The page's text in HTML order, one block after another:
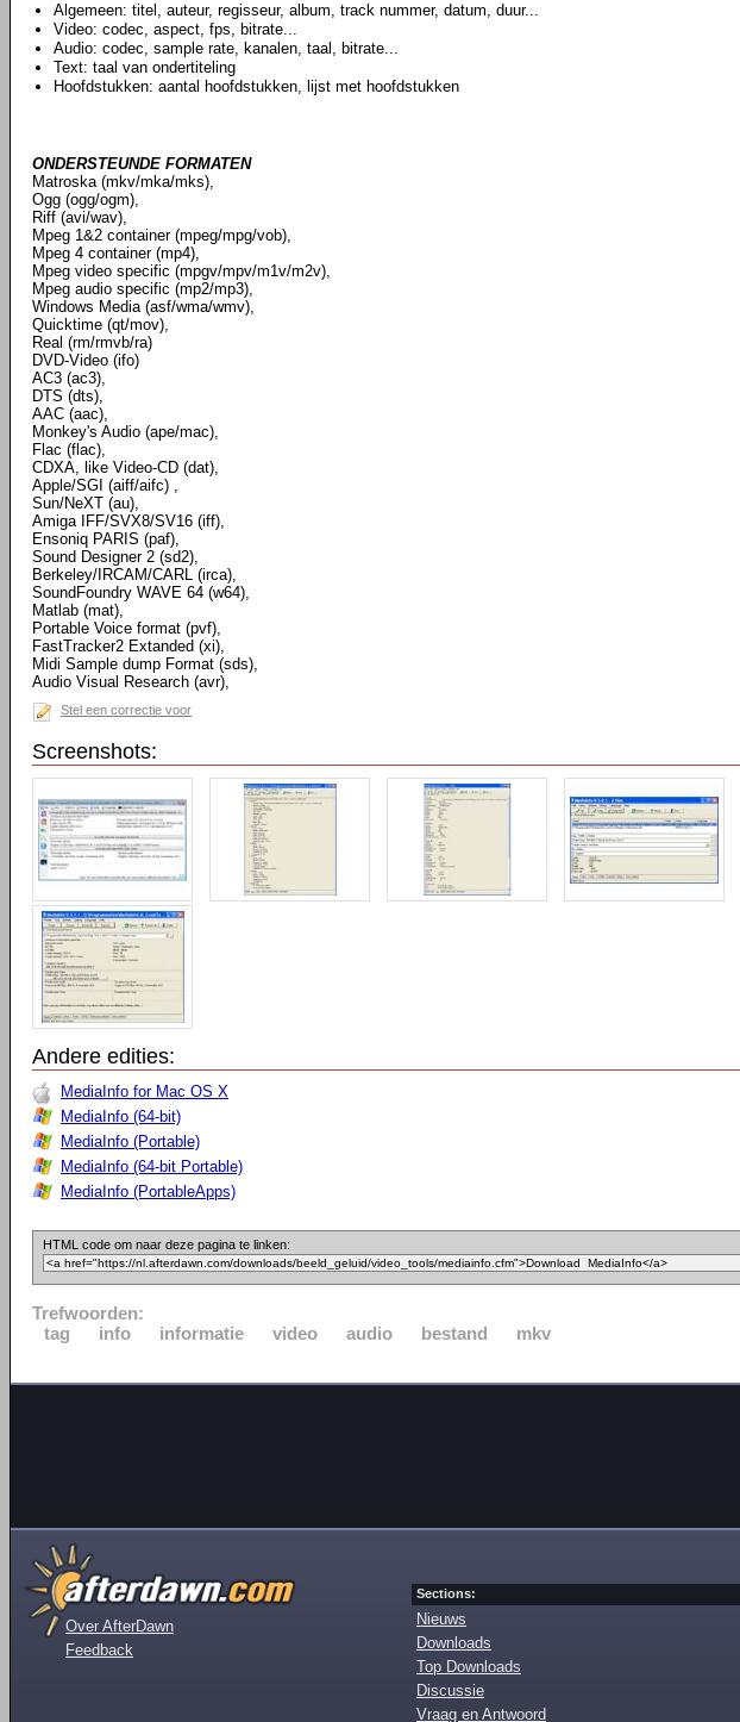
Algemeen: titel, auteur, regisseur, album, track nummer, datum, duur...
Video: codec, aspect, fps, bitrate...
Audio: codec, sample rate, kanalen, taal, bitrate...
Text: taal van ondertiteling
Hoofdstukken: aantal hoofdstukken, lijst met hoofdstukken
ONDERSTEUNDE FORMATEN
Matroska (mkv/mka/mks),
Ogg (ogg/ogm),
Riff (avi/wav),
Mpeg 1&2 container (mpeg/mpg/vob),
Mpeg 4 container (mp4),
Mpeg video specific (mpgv/mpv/m1v/m2v),
Mpeg audio specific (mp2/mp3),
Windows Media (asf/wma/wmv),
Quicktime (qt/mov),
Real (rm/rmvb/ra)
DVD-Video (ifo)
AC3 (ac3),
DTS (dts),
AAC (aac),
Monkey's Audio (ape/mac),
Flac (flac),
CDXA, like Video-CD (dat),
Apple/SGI (aiff/aifc) ,
Sun/NeXT (au),
Amiga IFF/SVX8/SV16 (iff),
Ensoniq PARIS (paf),
Sound Designer 2 (sd2),
Berkeley/IRCAM/CARL (irca),
SoundFoundry WAVE 64 (w64),
Matlab (mat),
Portable Voice format (pvf),
FastTracker2 Extanded (xi),
Midi Sample dump Format (sds),
Audio Visual Research (avr),
Stel een correctie voor
Screenshots:
Andere edities:
MediaInfo for Mac OS X
MediaInfo (64-bit)
MediaInfo (Portable)
MediaInfo (64-bit Portable)
MediaInfo (PortableApps)
HTML code om naar deze pagina te linken:
Trefwoorden:
tag
info informatie video audio bestand mkv
Over AfterDawn
Feedback
Sections:
Nieuws
Downloads
Top Downloads
Discussie
Vraag en Antwoord